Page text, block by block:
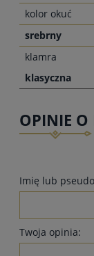
kolor okuć
srebrny
klamra
klasyczna
OPINIE O
Imię lub
Twoja opinia: